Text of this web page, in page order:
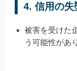
4.信用の失
被害を受けた
う可能性があ